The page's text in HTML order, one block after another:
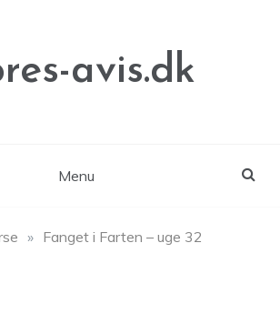
avis.dk
Menu
» Fanget i Farten – uge 32